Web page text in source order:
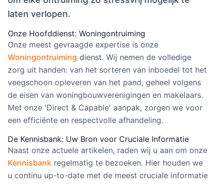
laten verlopen.
Onze Hoofddienst: Woningontruiming
Onze meest gevraagde expertise is onze
Woningontruiming dienst. Wij nemen de volledige
zorg uit handen: van het sorteren van inboedel tot het
veegschoon opleveren van het pand, geheel volgens
de eisen van woningbouwverenigingen en makelaars.
Met onze 'Direct & Capable' aanpak, zorgen we voor
een efficiënte en respectvolle afhandeling.
De Kennisbank: Uw Bron voor Cruciale Informatie
Naast onze actuele artikelen, raden wij u aan om onze
Kennisbank regelmatig te bezoeken. Hier houden we
u continu up-to-date met de meest cruciale informatie